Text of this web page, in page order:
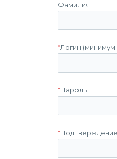
Фамилия
*Логин (минимум
*Пароль
*